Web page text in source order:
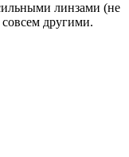
линзами (не
другими.